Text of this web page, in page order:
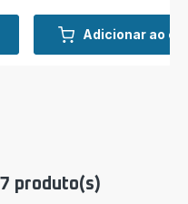
Adicionar ao
produto(s)